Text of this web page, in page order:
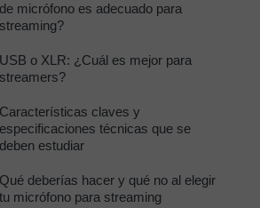
de micrófono es adecuado para
streaming?
USB o XLR: ¿Cuál es mejor para
streamers?
Características claves y
especificaciones técnicas que se
deben estudiar
Qué deberías hacer y qué no al elegir
tu micrófono para streaming